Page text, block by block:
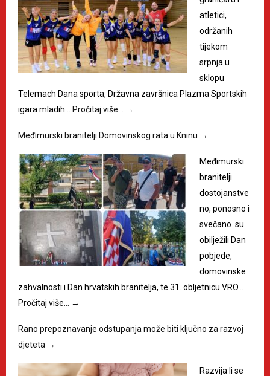
atletici,
održanih
tijekom
srpnja u
sklopu
Telemach Dana sporta, Državna završnica Plazma Sportskih
igara mladih…
Pročitaj više… →
Međimurski branitelji Domovinskog rata u Kninu →
Međimurski
branitelji
dostojanstve
no, ponosno i
svečano su
obilježili Dan
pobjede,
domovinske
zahvalnosti i Dan hrvatskih branitelja, te 31. obljetnicu VRO…
Pročitaj više…
→
Rano prepoznavanje odstupanja može biti ključno za razvoj
djeteta →
Razvija li se